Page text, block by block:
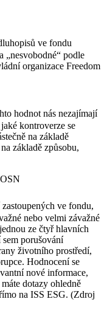
ve fondu
„nesvobodné“ podle
organizace Freedom
hodnot nás nezajímají
kontroverze se
na základě
základě způsobu,
ve fondu,
nebo velmi závažné
ze čtyř hlavních
porušování
životního prostředí,
Hodnocení se
nové informace,
dotazy ohledně
na ISS ESG. (Zdroj